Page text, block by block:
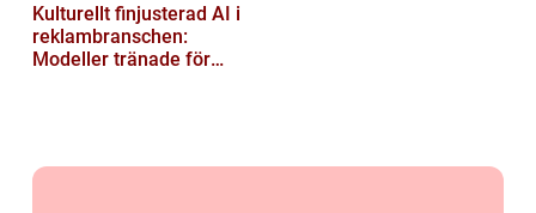
Kulturellt finjusterad AI i
reklambranschen:
Modeller tränade för